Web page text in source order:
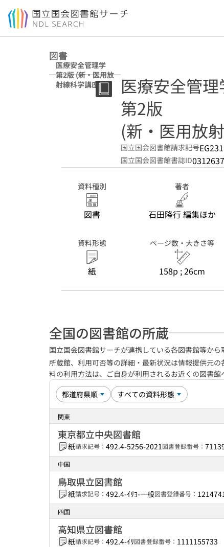
本文へ移動
図書
医療安全管理学
第2版 (新・医用放
射線科学講座)
医療安全管理
第2版
(新・医用放
国立国会図書館請求記号
国立国会図書館書誌ID
資料種別
図書
著者
石田隆行 編集ほか
資料形態
紙
ページ数・大きさ等
158p ; 26cm
全国の図書館の所蔵
国立国会図書館サーチが連携している各図書館等から
所蔵館、利用可否等の詳細・最新状況は情報提供元
料の利用方法は、ご自身が利用されるお近くの図書
関東
東京都立中央図書館
紙請求記号： 492.4-5256-2021図書登録番号：
中国
鳥取県立図書館
紙請求記号： 492.4-ｲﾘﾖ-一般図書登録番号：
四国
高知県立図書館
紙請求記号： 492.4-ｲﾘ図書登録番号： 1111155733